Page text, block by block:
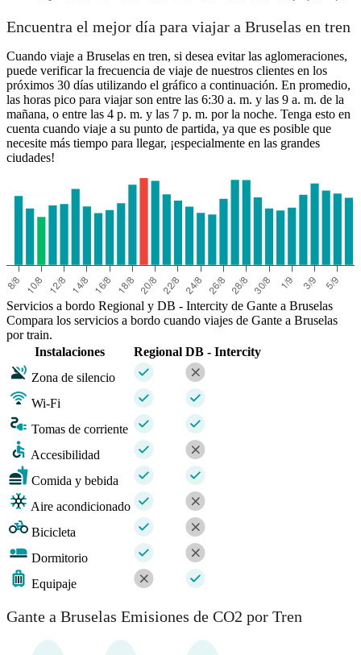
Encuentra el mejor día para viajar a Bruselas en tren
Cuando viaje a Bruselas en tren, si desea evitar las aglomeraciones,
puede verificar la frecuencia de viaje de nuestros clientes en los
próximos 30 días utilizando el gráfico a continuación. En promedio,
las horas pico para viajar son entre las 6:30 a. m. y las 9 a. m. de la
mañana, o entre las 4 p. m. y las 7 p. m. por la noche. Tenga esto en
cuenta cuando viaje a su punto de partida, ya que es posible que
necesite más tiempo para llegar, ¡especialmente en las grandes
ciudades!
Servicios a bordo Regional y DB - Intercity de Gante a Bruselas
Compara los servicios a bordo cuando viajes de Gante a Bruselas
por train.
Instalaciones
Regional DB - Intercity
Zona de silencio
Wi-Fi
Tomas de corriente
Accesibilidad
Comida y bebida
Aire acondicionado
Bicicleta
Dormitorio
Equipaje
Gante a Bruselas Emisiones de CO2 por Tren